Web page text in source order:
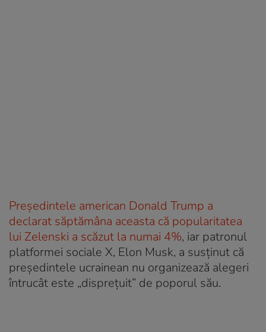
Președintele american Donald Trump a
declarat săptămâna aceasta că popularitatea
lui Zelenski a scăzut la numai 4%, iar patronul
platformei sociale X, Elon Musk, a susținut că
președintele ucrainean nu organizează alegeri
întrucât este „disprețuit” de poporul său.